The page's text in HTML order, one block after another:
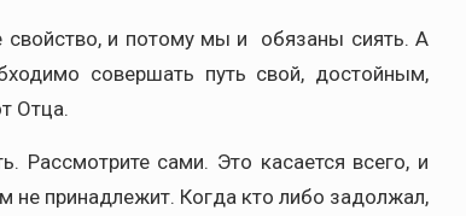
и потому мы и обязаны сиять. А
совершать путь свой, достойным,
Отца.
сами. Это касается всего, и
не принадлежит. Когда кто либо задолжал,